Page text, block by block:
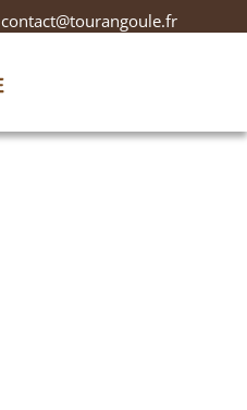
contact@tourangoule.fr